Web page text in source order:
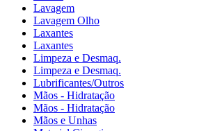
Lavagem
Lavagem Olho
Laxantes
Laxantes
Limpeza e Desmaq.
Limpeza e Desmaq.
Lubrificantes/Outros
Mãos - Hidratação
Mãos - Hidratação
Mãos e Unhas